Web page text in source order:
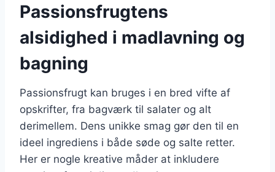
Passionsfrugtens
alsidighed i madlavning og
bagning
Passionsfrugt kan bruges i en bred vifte af
opskrifter, fra bagværk til salater og alt
derimellem. Dens unikke smag gør den til en
ideel ingrediens i både søde og salte retter.
Her er nogle kreative måder at inkludere